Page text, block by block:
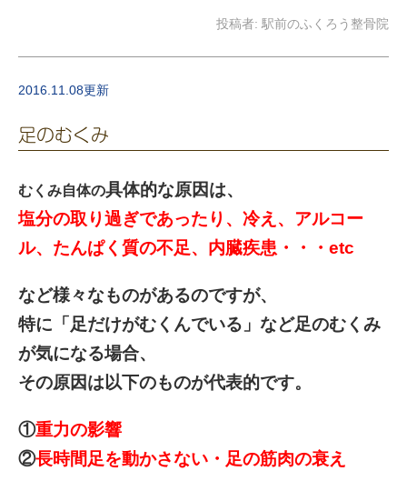
投稿者: 駅前のふくろう整骨院
2016.11.08更新
足のむくみ
むくみ自体の具体的な原因は、
塩分の取り過ぎであったり、冷え、アルコー
ル、たんぱく質の不足、内臓疾患・・・etc
など様々なものがあるのですが、
特に「足だけがむくんでいる」など足のむくみ
が気になる場合、
その原因は以下のものが代表的です。
①重力の影響
②長時間足を動かさない・足の筋肉の衰え